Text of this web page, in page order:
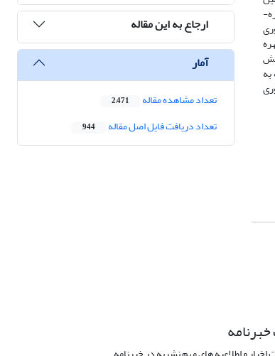
راستا بهره-
بهره
به
ارجاع به این مقاله
آمار
تعداد مشاهده مقاله 2,471
تعداد دریافت فایل اصل مقاله 944